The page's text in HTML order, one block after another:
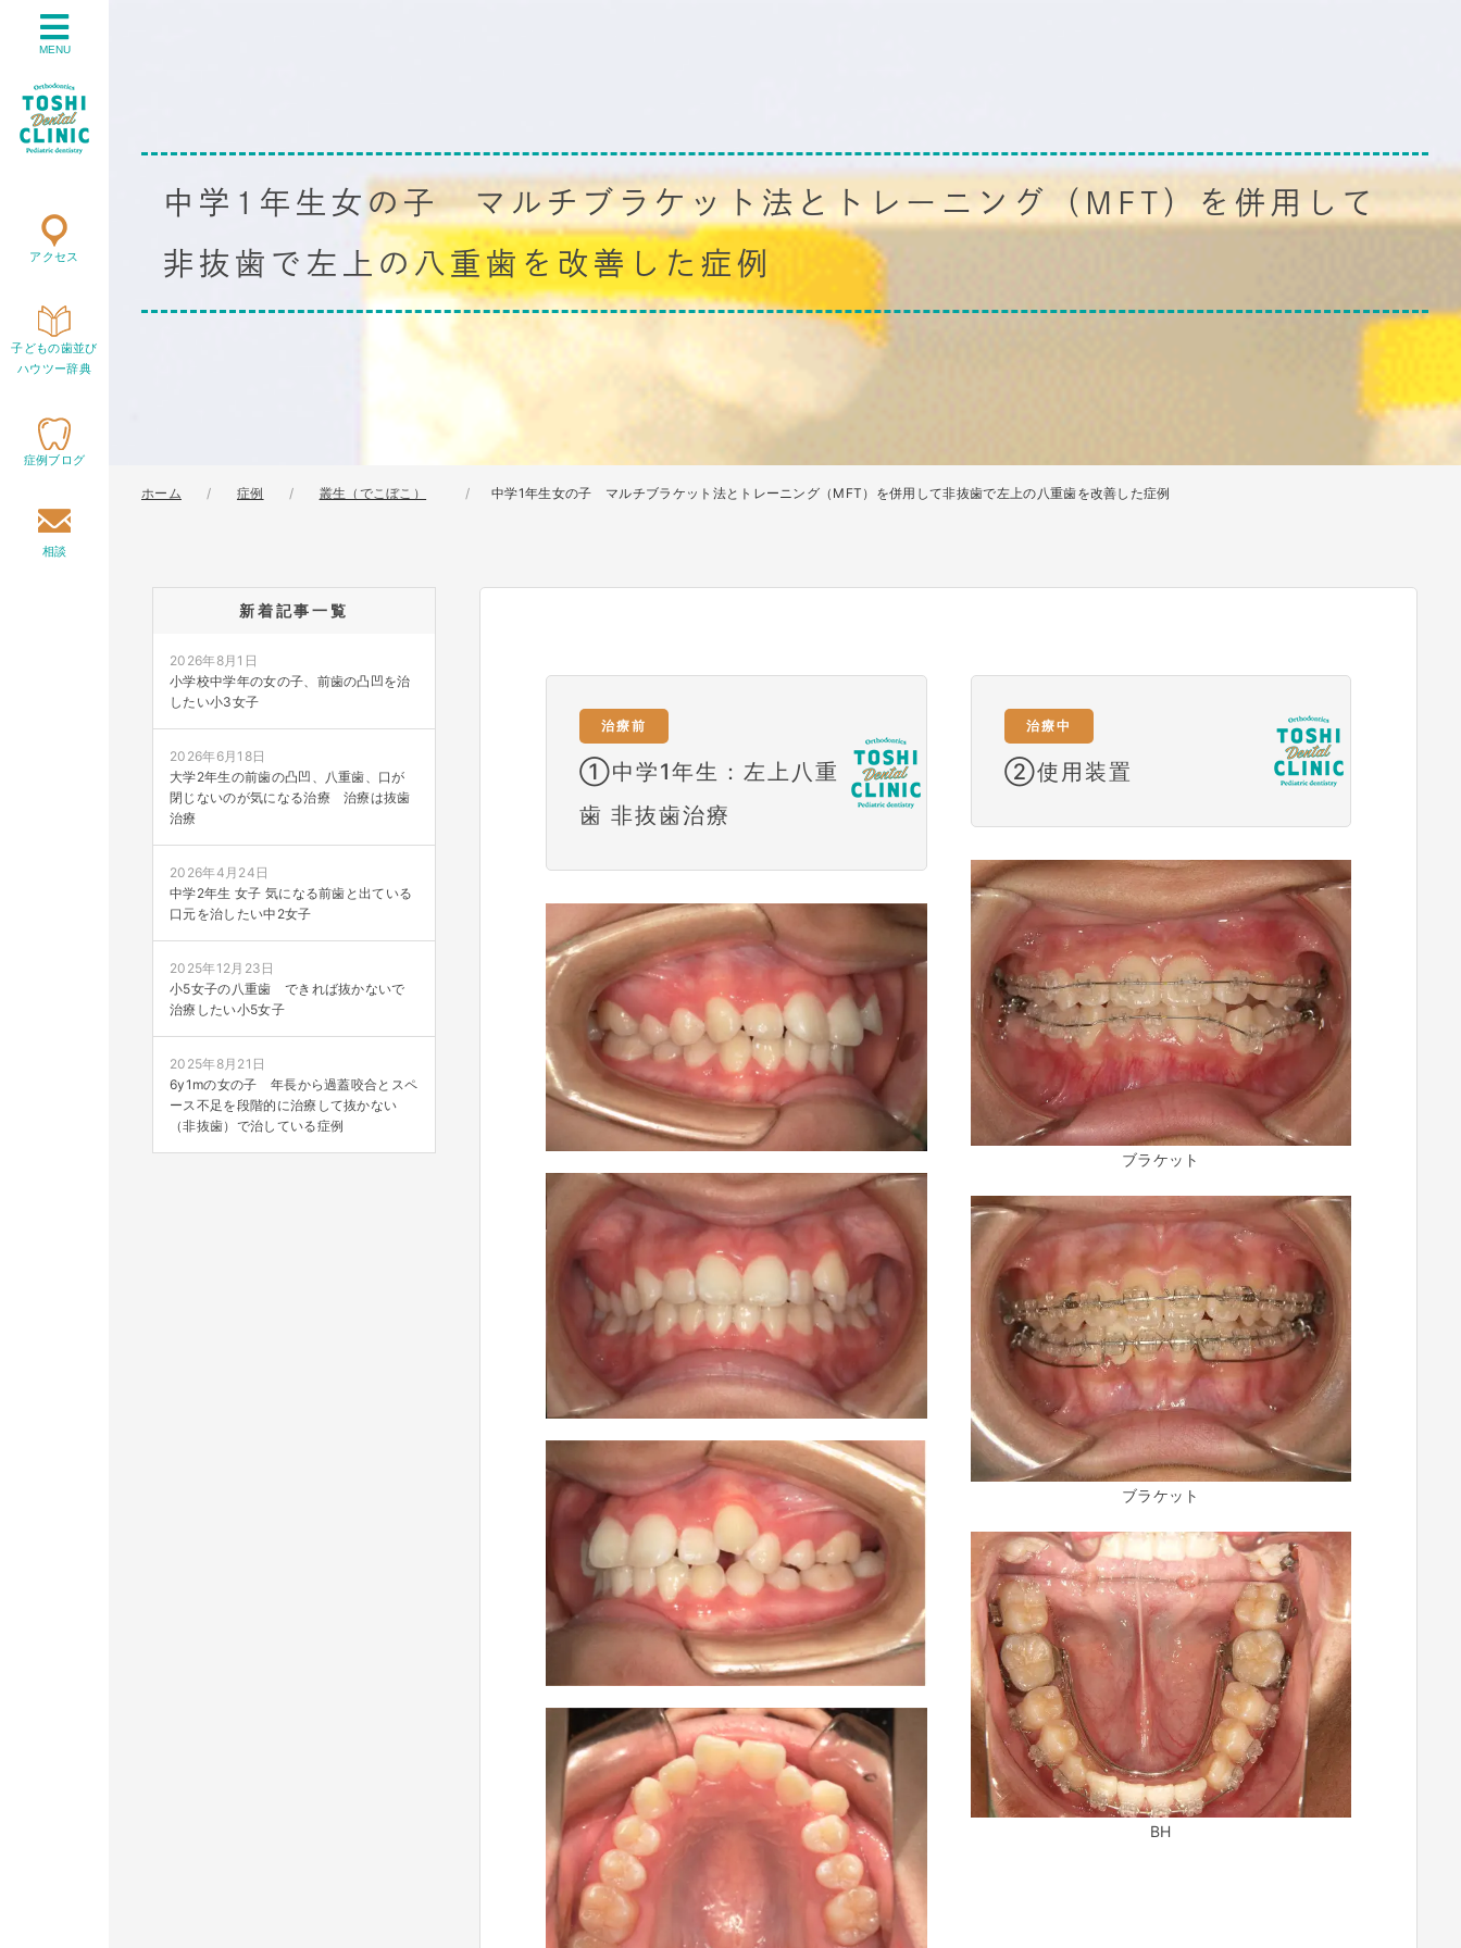
MENU
アクセス
子どもの歯並び
ハウツー辞典
症例ブログ
相談
中学1年生女の子 マルチブラケット法とトレーニング（MFT）を併用して
非抜歯で左上の八重歯を改善した症例
ホーム 症例 叢生（でこぼこ） 中学1年生女の子 マルチブラケット法とトレーニング（MFT）を併用して非抜歯で左上の八重歯を改善した症例
新着記事一覧
2026年8月1日
小学校中学年の女の子、前歯の凸凹を治
したい小3女子
2026年6月18日
大学2年生の前歯の凸凹、八重歯、口が
閉じないのが気になる治療 治療は抜歯
治療
2026年4月24日
中学2年生 女子 気になる前歯と出ている
口元を治したい中2女子
2025年12月23日
小5女子の八重歯 できれば抜かないで
治療したい小5女子
2025年8月21日
6y1mの女の子 年長から過蓋咬合とスペ
ース不足を段階的に治療して抜かない
（非抜歯）で治している症例
治療前
①中学1年生：左上八重
歯 非抜歯治療
治療中
➁使用装置
ブラケット
ブラケット
BH